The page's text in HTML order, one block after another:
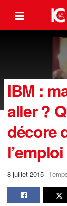
IBM :
aller ?
décore
8 juillet 2015